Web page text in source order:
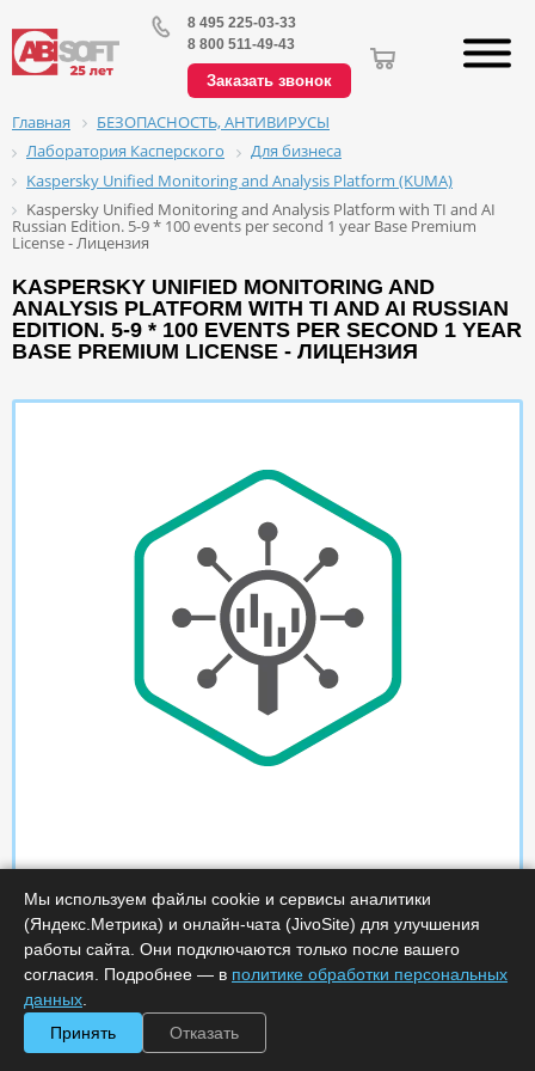
8 495 225-03-33
8 800 511-49-43
Заказать звонок
Главная
БЕЗОПАСНОСТЬ, АНТИВИРУСЫ
Лаборатория Касперского
Для бизнеса
Kaspersky Unified Monitoring and Analysis Platform (KUMA)
Kaspersky Unified Monitoring and Analysis Platform with TI and AI
Russian Edition. 5-9 * 100 events per second 1 year Base Premium
License - Лицензия
KASPERSKY UNIFIED MONITORING AND
ANALYSIS PLATFORM WITH TI AND AI RUSSIAN
EDITION. 5-9 * 100 EVENTS PER SECOND 1 YEAR
BASE PREMIUM LICENSE - ЛИЦЕНЗИЯ
Характеристики
Мы используем файлы cookie и сервисы аналитики
(Яндекс.Метрика) и онлайн-чата (JivoSite) для улучшения
работы сайта. Они подключаются только после вашего
согласия. Подробнее — в политике обработки персональных
данных
Принять
Отказать